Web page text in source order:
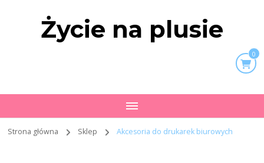
Życie na plusie
0
Strona główna Sklep Akcesoria do drukarek biurowych